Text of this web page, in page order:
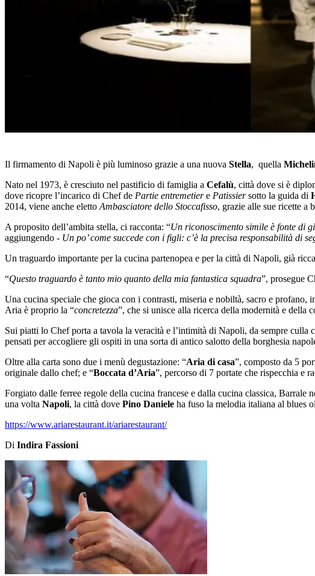
Il firmamento di Napoli è più luminoso grazie a una nuova Stella, quella
Nato nel 1973, è cresciuto nel pastificio di famiglia a Cefalù, città dove si è
dove ricopre l’incarico di Chef de Partie entremetiere Patissiersotto la guida di
2014, viene anche eletto Ambasciatore dello Stoccafisso, grazie alle sue ricette a
A proposito dell’ambita stella, ci racconta: “Un riconoscimento simile è fonte di
aggiungendo - Un po’ come succede con i figli: c’è la precisa responsabilità di
Un traguardo importante per la cucina partenopea e per la città di Napoli, già
“Questo traguardo è tanto mio quanto della mia fantastica squadra”, prosegue
Una cucina speciale che gioca con i contrasti, miseria e nobiltà, sacro e
Aria è proprio la “concretezza”, che si unisce alla ricerca della modernità e della
Sui piatti lo Chef porta a tavola la veracità e l’intimità di Napoli, da sempre
pensati per accogliere gli ospiti in una sorta di antico salotto della borghesia
Oltre alla carta sono due i menù degustazione: “Aria di casa”, composto da 5
originale dallo chef; e “Boccata d’Aria”, percorso di 7 portate che rispecchia e
Forgiato dalle ferree regole della cucina francese e dalla cucina classica, Barrale
una volta Napoli, la città dove Pino Daniele ha fuso la melodia italiana al blues
https://www.ariarestaurant.it/ariarestaurant/
Di Indira Fassioni